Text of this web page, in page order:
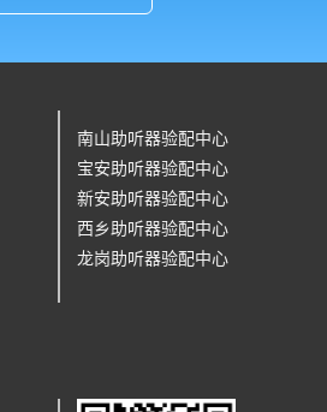
南山助听器验配中心
宝安助听器验配中心
新安助听器验配中心
西乡助听器验配中心
龙岗助听器验配中心